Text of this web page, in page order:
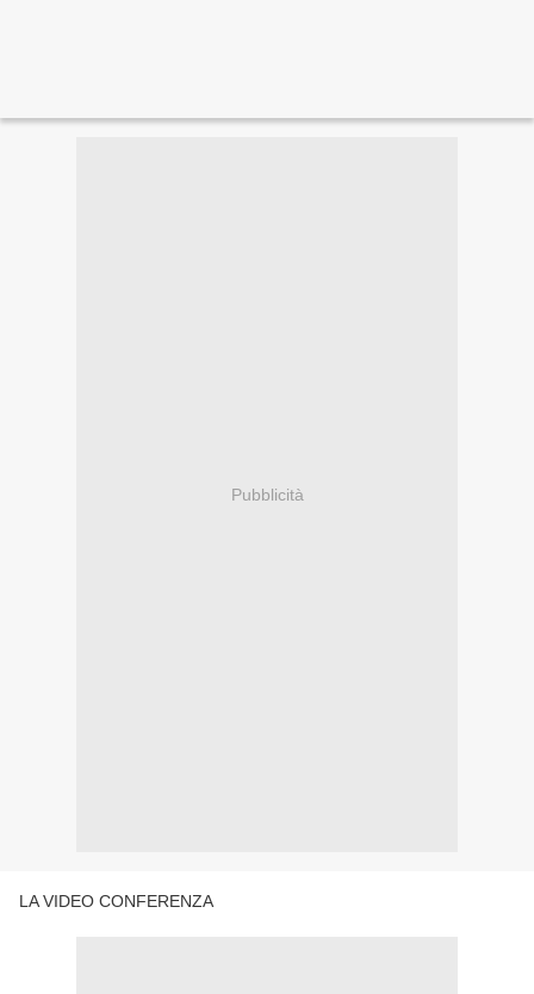
Pubblicità
LA VIDEO CONFERENZA